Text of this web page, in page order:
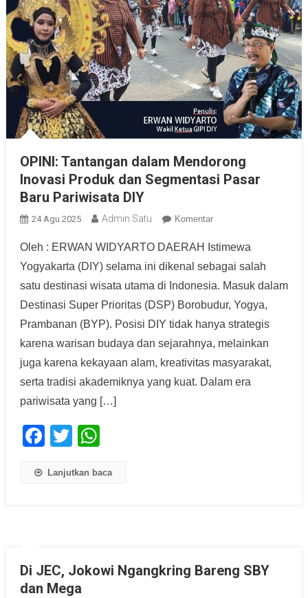
OPINI: Tantangan dalam Mendorong
Inovasi Produk dan Segmentasi Pasar
Baru Pariwisata DIY
24 Agu 2025 Admin Satu Komentar
Oleh : ERWAN WIDYARTO DAERAH Istimewa
Yogyakarta (DIY) selama ini dikenal sebagai salah
satu destinasi wisata utama di Indonesia. Masuk dalam
Destinasi Super Prioritas (DSP) Borobudur, Yogya,
Prambanan (BYP). Posisi DIY tidak hanya strategis
karena warisan budaya dan sejarahnya, melainkan
juga karena kekayaan alam, kreativitas masyarakat,
serta tradisi akademiknya yang kuat. Dalam era
pariwisata yang […]
Facebook
Twitter
Lanjutkan baca
Di JEC, Jokowi Ngangkring Bareng SBY
dan Mega